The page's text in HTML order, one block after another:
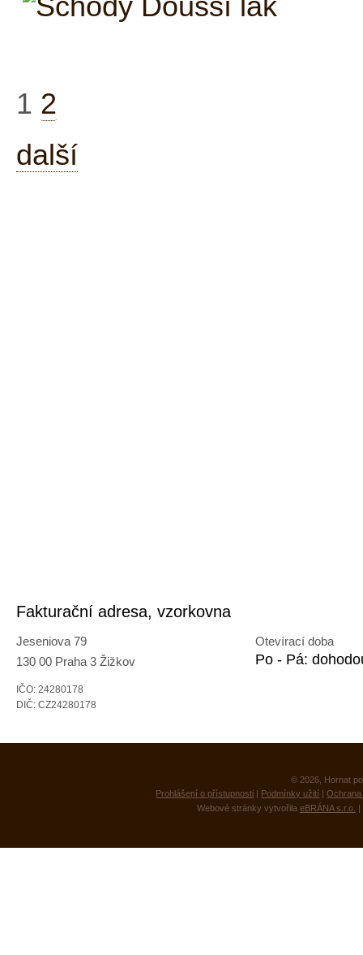
1 2
další
Fakturační adresa, vzorkovna
Jeseniova 79
130 00 Praha 3 Žižkov
IČO: 24280178
DIČ: CZ24280178
Otevírací doba
Po - Pá:
© 2026, Hornat
Prohlášení o přístupnosti | Podmínky užití |
Webové stránky vytvořila eBRÁNA s.r.o. |